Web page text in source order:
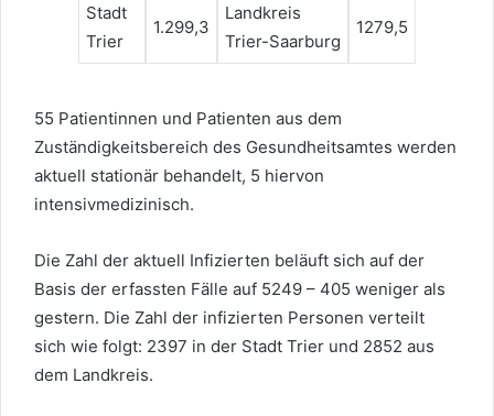
Stadt
Trier
1.299,3
Landkreis
Trier-Saarburg
1279,5
55 Patientinnen und Patienten aus dem
Zuständigkeitsbereich des Gesundheitsamtes werden
aktuell stationär behandelt, 5 hiervon
intensivmedizinisch.
Die Zahl der aktuell Infizierten beläuft sich auf der
Basis der erfassten Fälle auf 5249 – 405 weniger als
gestern. Die Zahl der infizierten Personen verteilt
sich wie folgt: 2397 in der Stadt Trier und 2852 aus
dem Landkreis.